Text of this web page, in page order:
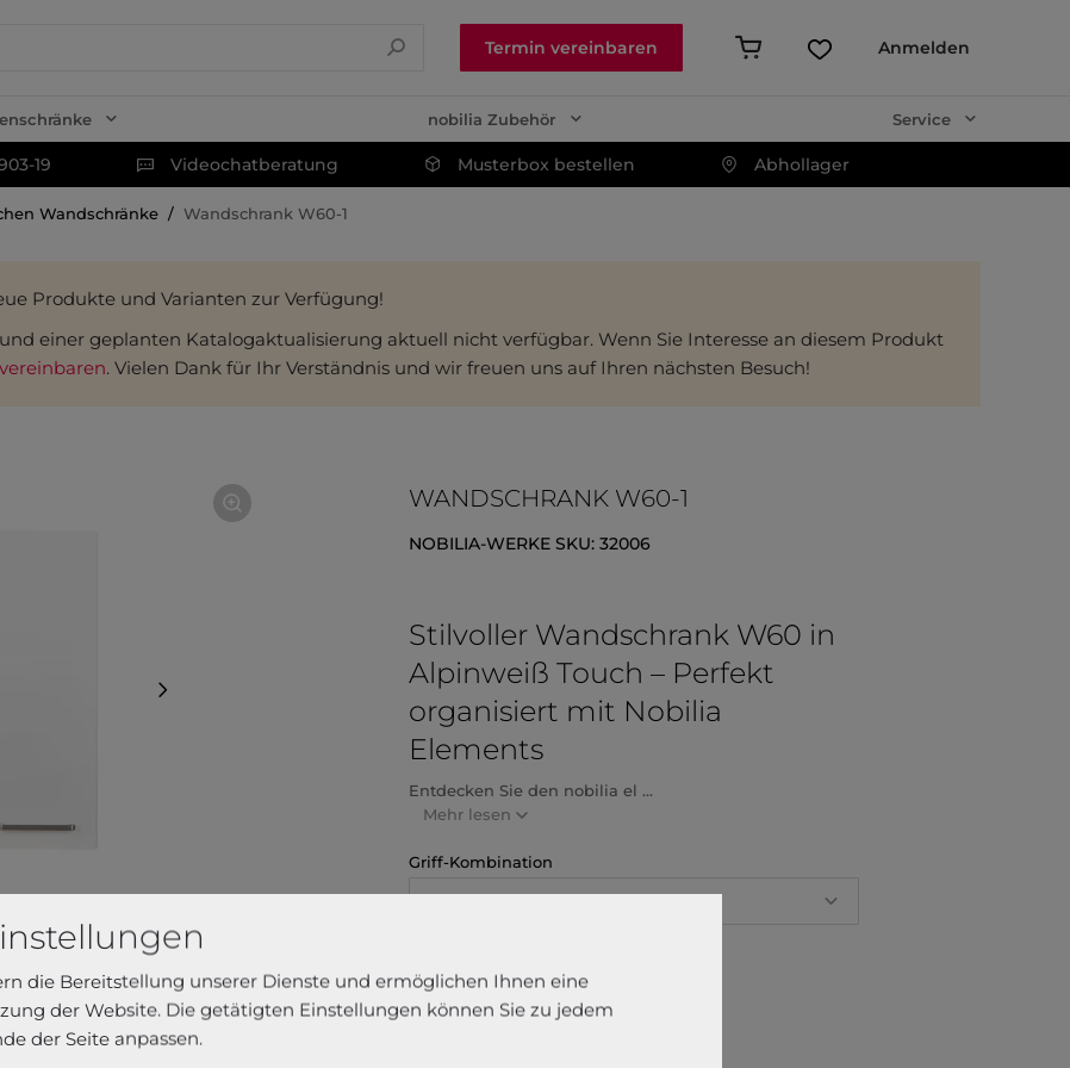
die Bereitstellung unserer Dienste und ermöglichen Ihnen eine
der Website. Die getätigten Einstellungen können Sie zu jedem
der Seite anpassen.
Termin vereinbaren Anmelden
nobilia Zubehör Service
19 Videochatberatung Musterbox bestellen Abhollager
Wandschränke Wandschrank W60-1
Produkte und Varianten zur Verfügung!
einer geplanten Katalogaktualisierung aktuell nicht verfügbar. Wenn Sie Interesse an diesem Produkt
. Vielen Dank für Ihr Verständnis und wir freuen uns auf Ihren nächsten Besuch!
WANDSCHRANK W60-1
NOBILIA-WERKE SKU: 32006
Stilvoller Wandschrank W60 in
Alpinweiß Touch – Perfekt
organisiert mit Nobilia
Elements
Entdecken Sie den nobilia el ...
Mehr lesen
Griff-Kombination
Metallgriff edelstahlfarbig